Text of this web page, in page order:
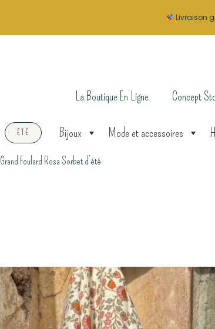
La Boutique En Ligne Concept
ÉTÉ Bijoux Mode et accessoires
Grand Foulard Rosa Sorbet d’été
Livraison